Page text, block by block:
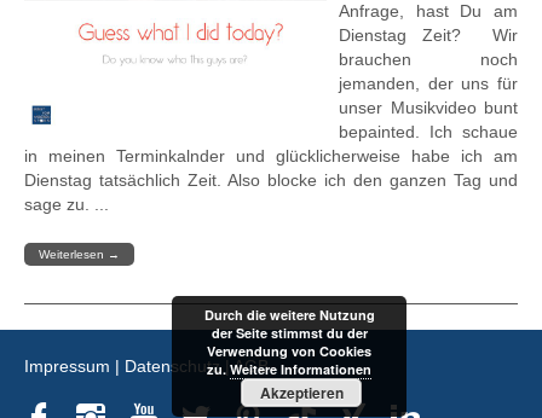
Anfrage, hast Du am
Dienstag Zeit? Wir
brauchen noch
jemanden, der uns für
unser Musikvideo bunt
bepainted. Ich schaue
in meinen Terminkalnder und glücklicherweise habe ich am
Dienstag tatsächlich Zeit. Also blocke ich den ganzen Tag und
sage zu. ...
Weiterlesen →
Impressum | Datenschutz|AGB
Durch die weitere Nutzung
der Seite stimmst du der
Verwendung von Cookies
zu. Weitere Informationen
Akzeptieren